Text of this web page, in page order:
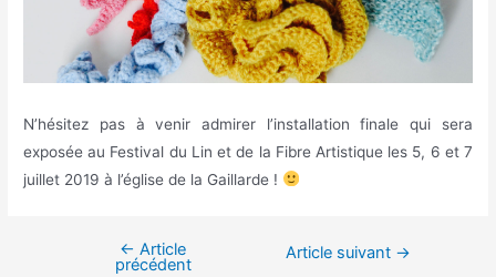
N’hésitez pas à venir admirer l’installation finale qui sera
exposée au Festival du Lin et de la Fibre Artistique les 5, 6 et 7
juillet 2019 à l’église de la Gaillarde !
← Article
précédent
Article suivant →